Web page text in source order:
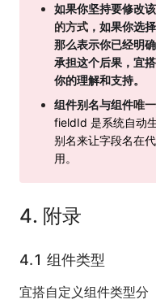
如果你坚持要修改
的方式 ，如果你选
那么表示你已经明
承担这个后果，宜
你的理解和支持。
组件别名与组件唯
fieldId 是系统自动
别名来让字段名在
用。
4. 附录
4.1 组件类型
宜搭自定义组件类型分